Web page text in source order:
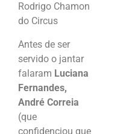
Rodrigo Chamon
do Circus
Antes de ser
servido o jantar
falaram Luciana
Fernandes,
André Correia
(que
confidenciou que